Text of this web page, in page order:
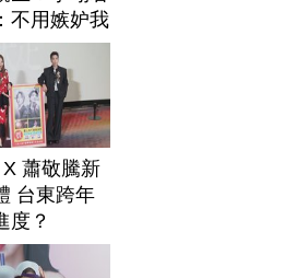
不用嫉妒我
蕭敬騰新
台東跨年
度？